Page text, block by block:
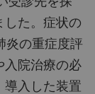
した。症状の
炎の重症度評
入院治療の必
導入した装置